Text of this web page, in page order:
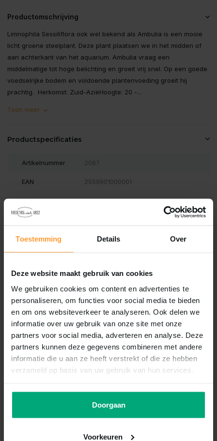
Toestemming Details Over
Deze website maakt gebruik van cookies
We gebruiken cookies om content en advertenties te
personaliseren, om functies voor social media te bieden
en om ons websiteverkeer te analyseren. Ook delen we
informatie over uw gebruik van onze site met onze
partners voor social media, adverteren en analyse. Deze
partners kunnen deze gegevens combineren met andere
informatie die u aan ze heeft verstrekt of die ze hebben
verzameld op basis van uw gebruik van hun services.
Doorgaan
Voorkeuren
Productomschrijving
Limnophila Sessiliflora ook wel bekend als Ambulia is een mooie
licht groene steelplant. Deze plant plaatsen we in het midden of
aan achterkant van het aquarium. Ambulia vraag een
middelmatige tot hoge belichting en groeit vrij snel. Op een goede
voedselrijke bodem en voldoende plantenvoeding groeit hij
prachtig. Herkomst: Zuid-AziëHoogte: 20 -...
Toon meer
Productspecificaties
Artikelnummer 2087
EAN 2559901000001
Vergelijk
Er zijn nog geen reviews geschreven over dit product..
Schrijf je eigen review
Recent bekeken